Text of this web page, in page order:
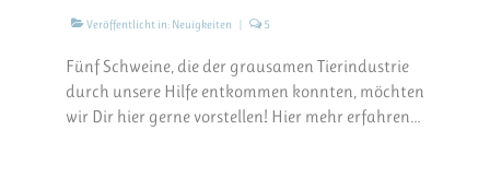
Veröffentlicht in: Neuigkeiten | 5
Fünf Schweine, die der grausamen Tierindustrie
durch unsere Hilfe entkommen konnten, möchten
wir Dir hier gerne vorstellen! Hier mehr erfahren…